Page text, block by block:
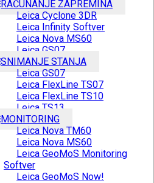
RAČUNANJE ZAPREMINA
Leica Cyclone 3DR
Leica Infinity Softver
Leica Nova MS60
Leica GS07
SNIMANJE STANJA
Leica GS07
Leica FlexLine TS07
Leica FlexLine TS10
Leica TS13
MONITORING
Leica Nova TM60
Leica Nova MS60
Leica GeoMoS Monitoring
Softver
Leica GeoMoS Now!